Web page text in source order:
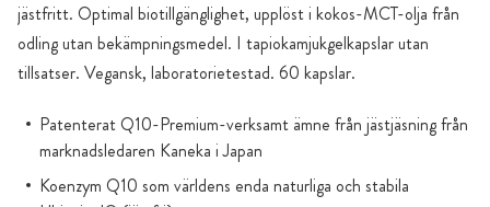
jästfritt. Optimal biotillgänglighet, upplöst i kokos-MCT-olja från
odling utan bekämpningsmedel. I tapiokamjukgelkapslar utan
tillsatser. Vegansk, laboratorietestad. 60 kapslar.
Patenterat Q10-Premium-verksamt ämne från jästjäsning från
marknadsledaren Kaneka i Japan
Koenzym Q10 som världens enda naturliga och stabila